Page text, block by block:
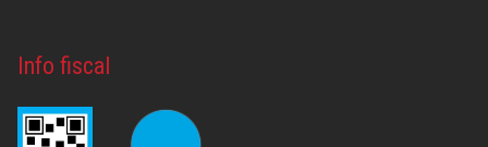
Info fiscal